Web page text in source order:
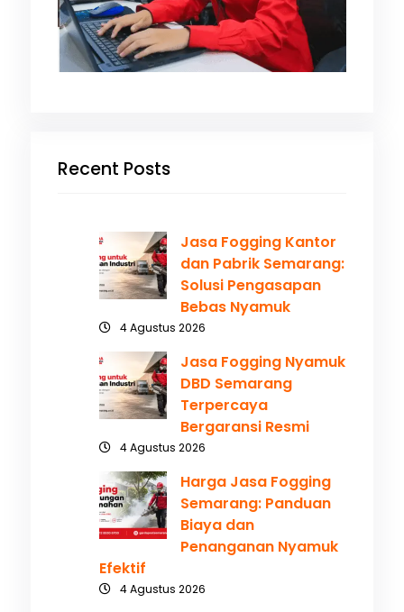
Recent Posts
Jasa Fogging Kantor
dan Pabrik Semarang:
Solusi Pengasapan
Bebas Nyamuk
4 Agustus 2026
Jasa Fogging Nyamuk
DBD Semarang
Terpercaya
Bergaransi Resmi
4 Agustus 2026
Harga Jasa Fogging
Semarang: Panduan
Biaya dan
Penanganan Nyamuk
Efektif
4 Agustus 2026